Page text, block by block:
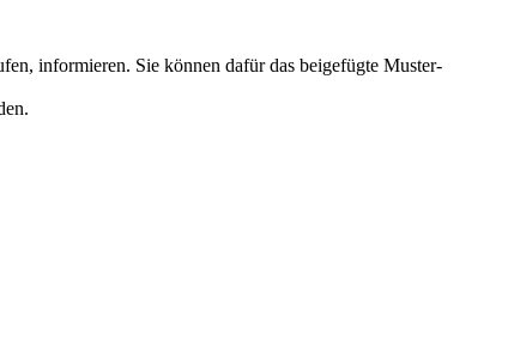
informieren. Sie können dafür das beigefügte Muster-